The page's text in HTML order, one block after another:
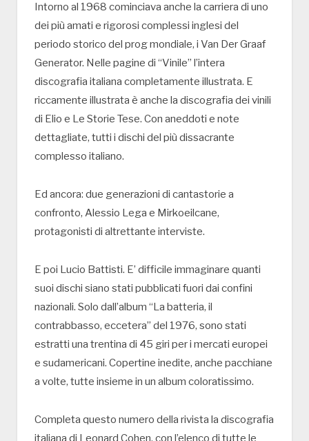
Intorno al 1968 cominciava anche la carriera di uno
dei più amati e rigorosi complessi inglesi del
periodo storico del prog mondiale, i Van Der Graaf
Generator. Nelle pagine di “Vinile” l’intera
discografia italiana completamente illustrata. E
riccamente illustrata è anche la discografia dei vinili
di Elio e Le Storie Tese. Con aneddoti e note
dettagliate, tutti i dischi del più dissacrante
complesso italiano.
Ed ancora: due generazioni di cantastorie a
confronto, Alessio Lega e Mirkoeilcane,
protagonisti di altrettante interviste.
E poi Lucio Battisti. E’ difficile immaginare quanti
suoi dischi siano stati pubblicati fuori dai confini
nazionali. Solo dall’album “La batteria, il
contrabbasso, eccetera” del 1976, sono stati
estratti una trentina di 45 giri per i mercati europei
e sudamericani. Copertine inedite, anche pacchiane
a volte, tutte insieme in un album coloratissimo.
Completa questo numero della rivista la discografia
italiana di Leonard Cohen, con l’elenco di tutte le